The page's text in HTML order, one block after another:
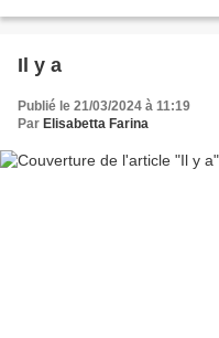
Il y a
Publié le 21/03/2024 à 11:19
Par Elisabetta Farina